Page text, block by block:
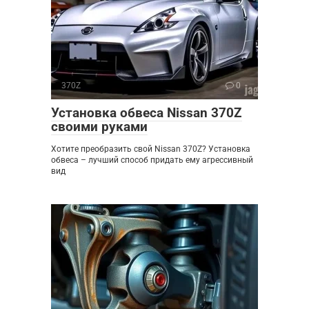
370Z 0
Установка обвеса Nissan 370Z
своими руками
Хотите преобразить свой Nissan 370Z? Установка
обвеса – лучший способ придать ему агрессивный
вид